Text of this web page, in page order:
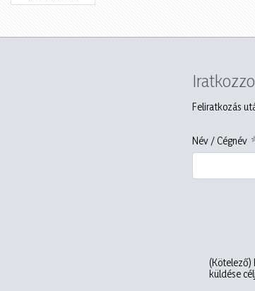
Feliratkozás
Név / Cégnév
(Kötelező)
küldése